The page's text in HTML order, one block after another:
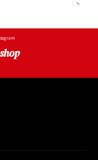
un cartucho dentro